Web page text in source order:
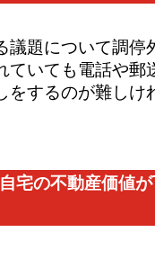
議題について調
ていても電話や郵
するのが難しけ
宅の不動産価値